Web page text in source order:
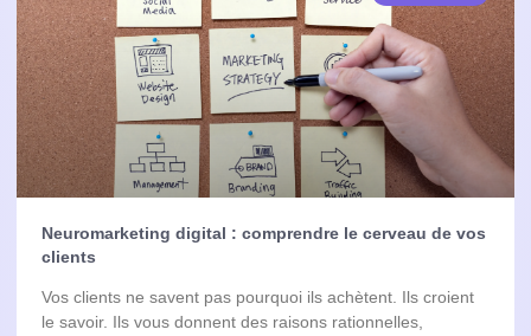
Neuromarketing digital : comprendre le cerveau de vos
clients
Vos clients ne savent pas pourquoi ils achètent. Ils croient
le savoir. Ils vous donnent des raisons rationnelles,